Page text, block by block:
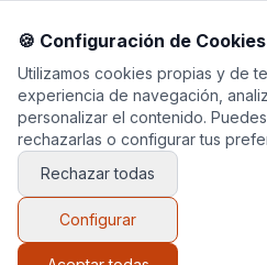
Legal
Aviso Legal
Privacidad
Cookies
© 2026 Decoración y
🍪 Configuración de Cookies
Utilizamos cookies propias y de
experiencia de navegación,
personalizar el contenido.
rechazarlas o configurar tus
Rechazar todas
Configurar